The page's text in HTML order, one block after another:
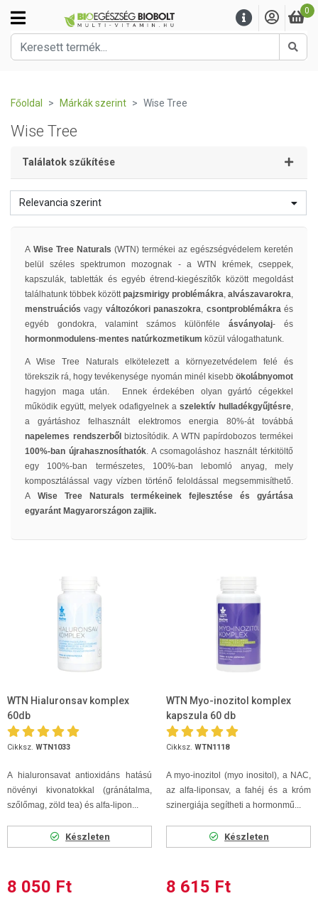
0
Főoldal Márkák szerint Wise Tree
Wise Tree
Találatok szűkítése
Relevancia szerint
A Wise Tree Naturals (WTN) termékei az egészségvédelem keretén
belül széles spektrumon mozognak - a WTN krémek, cseppek,
kapszulák, tabletták és egyéb étrend-kiegészítők között megoldást
találhatunk többek közöttpajzsmirigy problémákra, alvászavarokra,
menstruációsvagy változókori panaszokra, csontproblémákraés
egyéb gondokra, valamint számos különféle ásványolaj- és
hormonmodulens-mentes natúrkozmetikum közül válogathatunk.
A Wise Tree Naturals elkötelezett a környezetvédelem felé és
törekszik rá, hogy tevékenysége nyomán minél kisebb ökolábnyomot
hagyjon maga után. Ennek érdekében olyan gyártó cégekkel
működik együtt, melyek odafigyelnek a szelektív hulladékgyűjtésre
a gyártáshoz felhasznált elektromos energia 80%-át továbbá
napelemes rendszerbőlbiztosítódik. A WTN papírdobozos termékei
100%-ban újrahasznosíthatók . A csomagoláshoz használt térkitöltő
egy 100%-ban természetes, 100%-ban lebomló anyag, mely
komposztálással vagy vízben történő feloldással megsemmisíthető.
A Wise Tree Naturals termékeinek fejlesztése és gyártása
egyaránt Magyarországon zajlik.
WTN Hialuronsav komplex
60db
Cikksz. WTN1033
A hialuronsavat antioxidáns hatású
növényi kivonatokkal (gránátalma,
szőlőmag, zöld tea) és alfa-lipon...
Készleten
8 050 Ft
WTN Myo-inozitol komplex
kapszula 60 db
Cikksz. WTN1118
A myo-inozitol (myo inositol), a NAC,
az alfa-liponsav, a fahéj és a króm
szinergiája segítheti a hormonmű...
Készleten
8 615 Ft